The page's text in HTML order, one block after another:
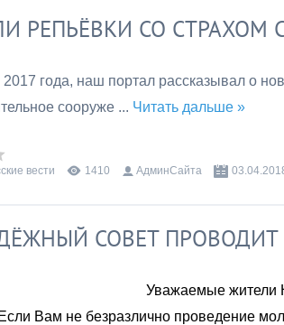
РЕПЬЁВКИ СО СТРАХОМ
2017 года, наш портал рассказывал о
сооруже ... Читать дальше »
вести 1410 АдминСайта
СОВЕТ ПРОВОДИТ
Уважаемые жители
Если Вам не безразлично проведение